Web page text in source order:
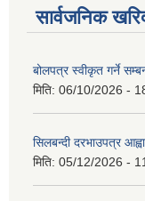
सार्वजनिक
बोलपत्र स्वीकृत गर्ने
मिति: 06/10/2026 -
सिलबन्दी दरभाउपत्र
मिति: 05/12/2026 -